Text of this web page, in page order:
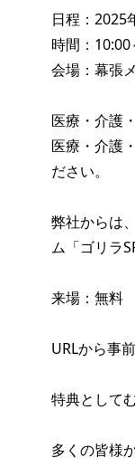
日程：2025
時間：
会場：幕張
医療・介護
医療・介護
ださい。
弊社からは
ム「ゴリラ
来場：無料
URLから事
特典として
多くの皆様